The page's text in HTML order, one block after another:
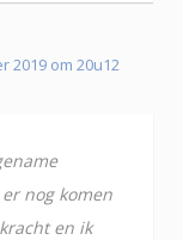
2019 om 20u12
nog komen
en ik